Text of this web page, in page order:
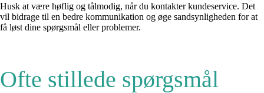
Husk at være høflig og tålmodig, når du kontakter kundeservice. Det
vil bidrage til en bedre kommunikation og øge sandsynligheden for at
få løst dine spørgsmål eller problemer.
Ofte stillede spørgsmål